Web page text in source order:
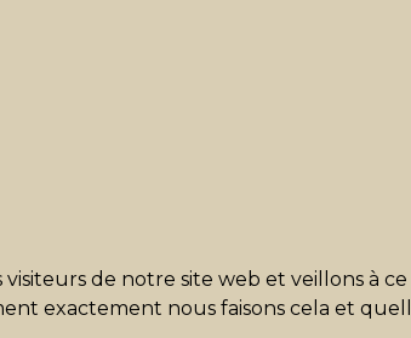
visiteurs de notre site web et veillons à
exactement nous faisons cela et